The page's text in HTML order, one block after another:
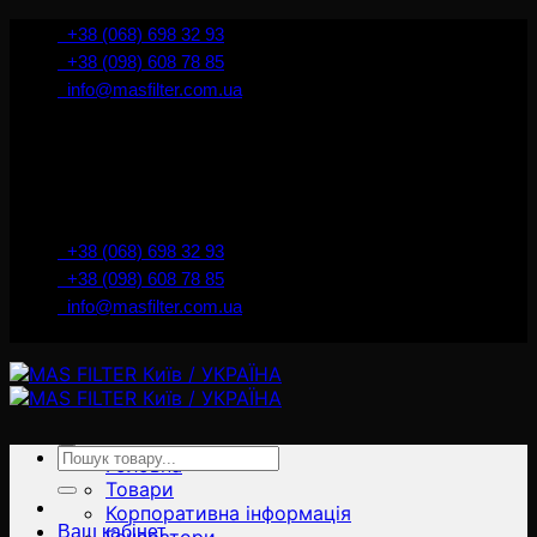
İçeriğe+38 (068) 698 32 93
+38 (098) 608 78 85
info@masfilter.com.ua
+38 (068) 698 32 93
+38 (098) 608 78 85
info@masfilter.com.ua
Головна
Товари
Корпоративна інформація
Ara:
Ваш кабінет